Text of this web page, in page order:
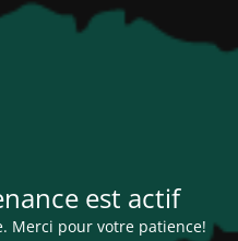
est actif
Merci pour votre patience!